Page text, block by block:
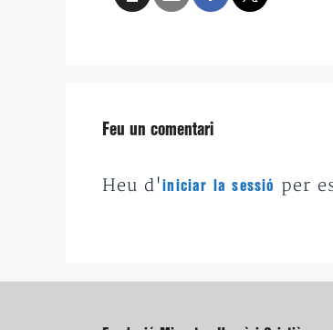
Feu un comentari
Heu d'iniciar la sessió per